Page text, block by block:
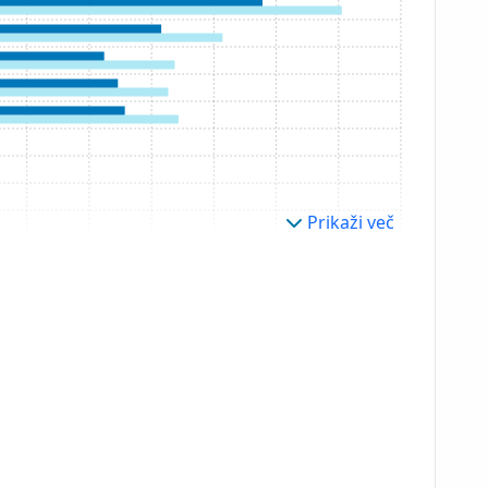
Prikaži več